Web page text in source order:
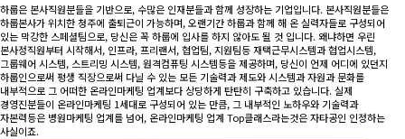
하룹은 본사직원분들을 기반으로, 수많은 인재분들과 함께 성장하는 기업입니다. 본사직원분들은
하룹본사가 위치한 청주에 출퇴근이 가능하며, 오랜기간 하룹과 함께 해 온 실력자들로 구성되어
있는 막강한 스페셜팀으로, 당신은 꼭 하룹에 입사를 하지 않아도 될 것 입니다. 왜냐하면 우린
본사정직원부터 시작해서, 인프라, 프리랜서, 협업팀, 지원팀등 재택근무시스템과 협업시스템,
그룹웨어 시스템, 스트리밍 시스템, 원격컴퓨팅 시스템등을 제공하며, 당신이 언제 어디에 있던지
하룹인으로써 평생 직장으로써 다닐 수 있는 모든 기술력과 제도와 시스템과 자원과 문화를
내부적으로 그 어떠한 온라인마케팅 업계보다 상당하게 탄탄히 구축하고 있습니다. 실제
경영진분들이 온라인마케팅 1세대로 구성되어 있는 만큼, 그 내부적인 노하우와 기술력과
자본력등은 병원마케팅 업계를 넘어, 온라인마케팅 업계 Top클래스라는것은 자타공인 인정하는
사실이죠.